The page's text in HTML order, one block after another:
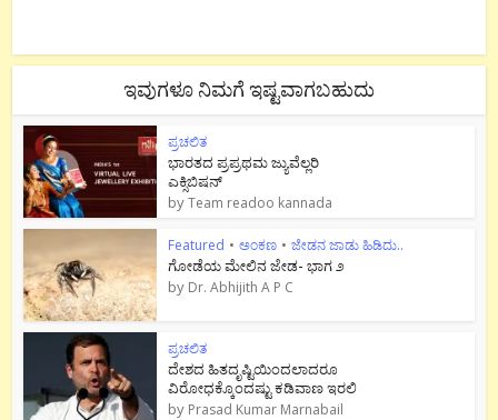
ಇವುಗಳೂ ನಿಮಗೆ ಇಷ್ಟವಾಗಬಹುದು
ಪ್ರಚಲಿತ
ಭಾರತದ ಪ್ರಪ್ರಥಮ ಜ್ಯುವೆಲ್ಲರಿ
ಎಕ್ಸಿಬಿಷನ್
byTeam readoo kannada
Featured • ಅಂಕಣ • ಜೇಡನ ಜಾಡು ಹಿಡಿದು..
ಗೋಡೆಯ ಮೇಲಿನ ಜೇಡ- ಭಾಗ ೨
by Dr. Abhijith A P C
ಪ್ರಚಲಿತ
ದೇಶದ ಹಿತದೃಷ್ಟಿಯಿಂದಲಾದರೂ
ವಿರೋಧಕ್ಕೊಂದಷ್ಟು ಕಡಿವಾಣ ಇರಲಿ
by Prasad Kumar Marnabail